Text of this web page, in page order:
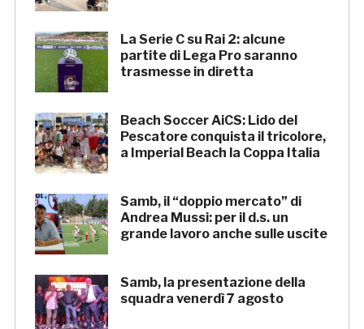
La Serie C su Rai 2: alcune
partite di Lega Pro saranno
trasmesse in diretta
Beach Soccer AiCS: Lido del
Pescatore conquista il tricolore,
a Imperial Beach la Coppa Italia
Samb, il “doppio mercato” di
Andrea Mussi: per il d.s. un
grande lavoro anche sulle uscite
Samb, la presentazione della
squadra venerdì 7 agosto